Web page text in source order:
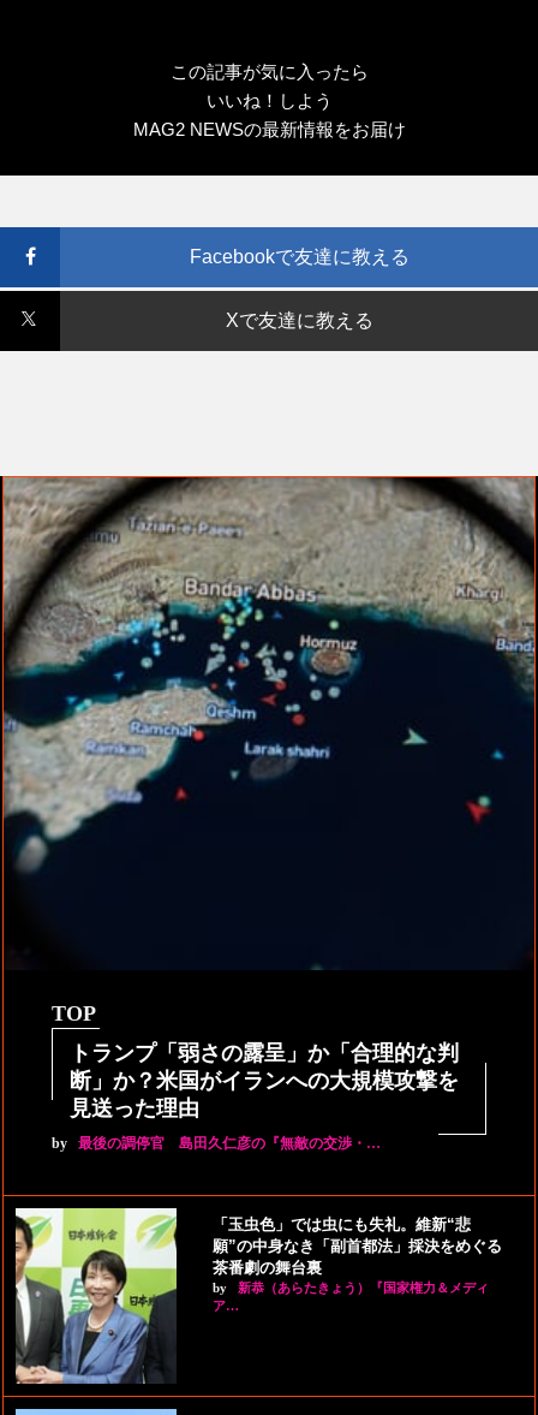
この記事が気に入ったら
いいね！しよう
MAG2 NEWSの最新情報をお届け
Facebookで友達に教える
Xで友達に教える
TOP
トランプ「弱さの露呈」か「合理的な判
断」か？米国がイランへの大規模攻撃を
見送った理由
by 最後の調停官 島田久仁彦の『無敵の交渉・…
「玉虫色」では虫にも失礼。維新“悲
願”の中身なき「副首都法」採決をめぐる
茶番劇の舞台裏
by
新恭（あらたきょう）『国家権力＆メディ
ア…